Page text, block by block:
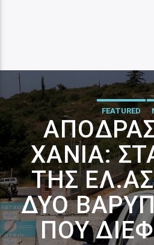
FEATURED
ΧΑΝΙΆ:
ΤΗΣ
ΔΎΟ
ΠΟΥ